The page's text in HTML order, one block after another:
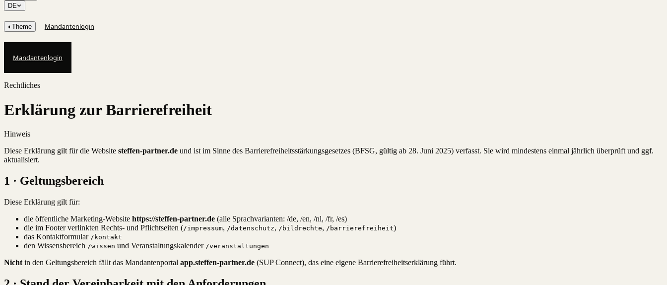
DE
◐ Theme Mandantenlogin
Mandantenlogin
Rechtliches
Erklärung zur Barrierefreiheit
Hinweis
Diese Erklärung gilt für die Website steffen-partner.de und ist im Sinne des Barrierefreiheitsstärkungsgesetzes (BFSG, gültig ab 28. Juni 2025) verfasst. Sie wird mindestens einmal jährlich überprüft und ggf.
aktualisiert.
1 · Geltungsbereich
Diese Erklärung gilt für:
die öffentliche Marketing-Website https://steffen-partner.de (alle Sprachvarianten: /de, /en, /nl, /fr, /es)
die im Footer verlinkten Rechts- und Pflichtseiten (/impressum, /datenschutz, /bildrechte, /barrierefreiheit)
das Kontaktformular /kontakt
den Wissensbereich /wissen und Veranstaltungskalender /veranstaltungen
Nicht in den Geltungsbereich fällt das Mandantenportal app.steffen-partner.de (SUP Connect), das eine eigene Barrierefreiheitserklärung führt.